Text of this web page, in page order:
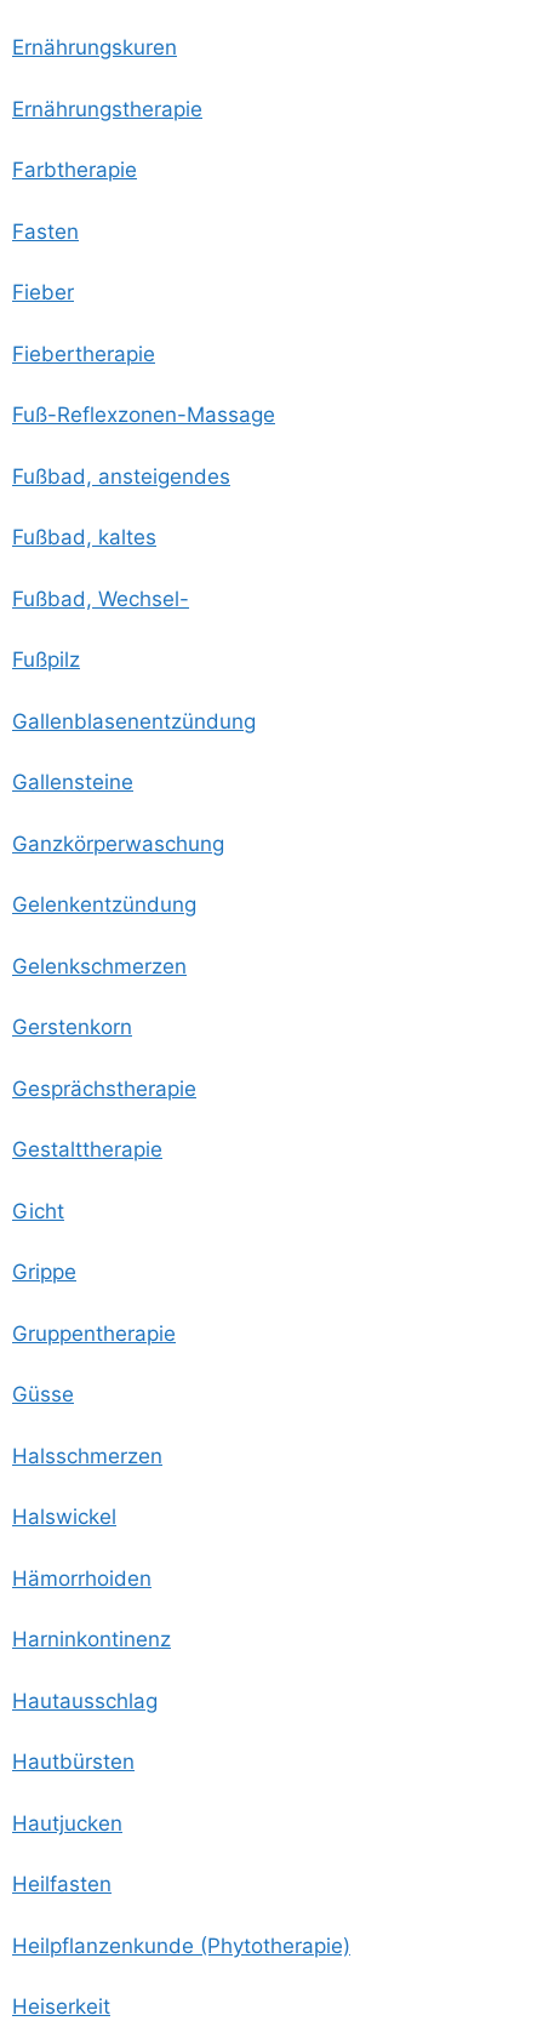
Ernäh­rungs­ku­ren
Ernäh­rungs­the­ra­pie
Farb­the­ra­pie
Fas­ten
Fie­ber
Fie­ber­the­ra­pie
Fuß-Reflex­zo­nen-Mas­sa­ge
Fuß­bad, ansteigendes
Fuß­bad, kaltes
Fuß­bad, Wechsel-
Fuß­pilz
Gal­len­bla­sen­ent­zün­dung
Gal­len­stei­ne
Ganz­kör­per­wa­schung
Gelenk­ent­zün­dung
Gelenk­schmer­zen
Gers­ten­korn
Gesprächs­the­ra­pie
Gestalt­the­ra­pie
Gicht
Grip­pe
Grup­pen­the­ra­pie
Güs­se
Hals­schmer­zen
Hals­wi­ckel
Hämor­rhoi­den
Harn­in­kon­ti­nenz
Haut­aus­schlag
Haut­bürs­ten
Haut­ju­cken
Heil­fas­ten
Heil­pflan­zen­kun­de (Phy­to­the­ra­pie)
Hei­ser­keit